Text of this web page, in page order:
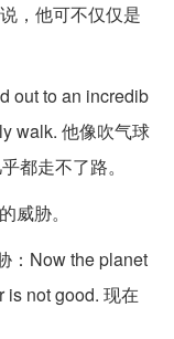
，他可不仅仅是
out to an incredib
walk. 他像吹气球
都走不了路。
威胁。
：Now the planet
is not good. 现在